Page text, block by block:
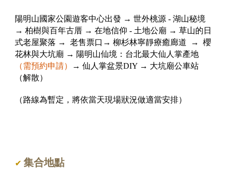
陽明山國家公園遊客中心出發 → 世外桃源 - 湖山秘境
→ 柏樹與百年古厝 → 在地信仰 - 土地公廟 → 草山的日
式老屋聚落 → 老售票口→ 柳杉林寧靜療癒廊道 → 櫻
花林與大坑廟 → 陽明山仙境：台北最大仙人掌產地
（需預約申請）
→ 仙人掌盆景DIY → 大坑廟公車站
（解散）
（路線為暫定，將依當天現場狀況做適當安排）
✔集合地點